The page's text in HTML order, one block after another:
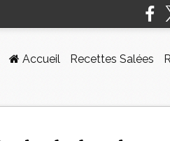
Accueil Recettes Salées